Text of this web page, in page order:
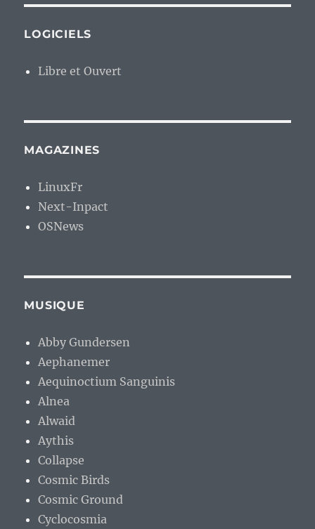
LOGICIELS
Libre et Ouvert
MAGAZINES
LinuxFr
Next-Inpact
OSNews
MUSIQUE
Abby Gundersen
Aephanemer
Aequinoctium Sanguinis
Alnea
Alwaid
Aythis
Collapse
Cosmic Birds
Cosmic Ground
Cyclocosmia